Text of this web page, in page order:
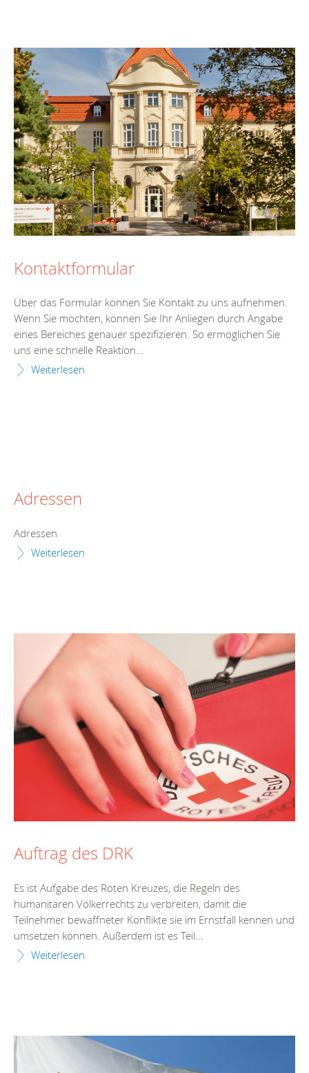
Kontaktformular
Über das Formular können Sie Kontakt zu uns aufnehmen.
Wenn Sie möchten, können Sie Ihr Anliegen durch Angabe
eines Bereiches genauer spezifizieren. So ermöglichen Sie
uns eine schnelle Reaktion...
Weiterlesen
Adressen
Adressen
Weiterlesen
Auftrag des DRK
Es ist Aufgabe des Roten Kreuzes, die Regeln des
humanitären Völkerrechts zu verbreiten, damit die
Teilnehmer bewaffneter Konflikte sie im Ernstfall kennen und
umsetzen können. Außerdem ist es Teil...
Weiterlesen